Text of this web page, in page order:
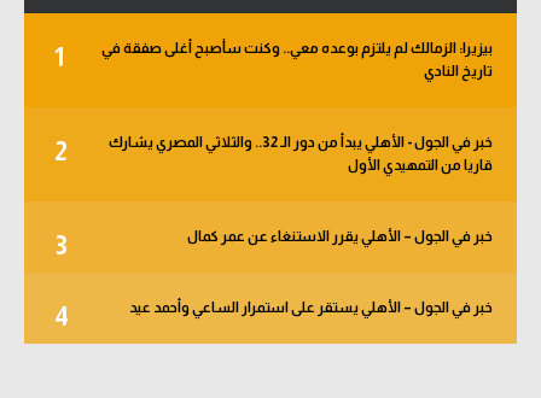
1
بيزيرا: الزمالك لم يلتزم بوعده معي.. وكنت سأصبح أغلى صفقة في
تاريخ النادي
2
خبر في الجول - الأهلي يبدأ من دور الـ 32.. والثلاثي المصري يشارك
قاريا من التمهيدي الأول
3 خبر في الجول – الأهلي يقرر الاستنغاء عن عمر كمال
4 خبر في الجول – الأهلي يستقر على استمرار الساعي وأحمد عيد